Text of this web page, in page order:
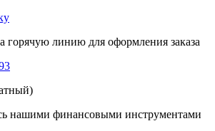
горячую линию для оформления заказа
нашими финансовыми инструментами